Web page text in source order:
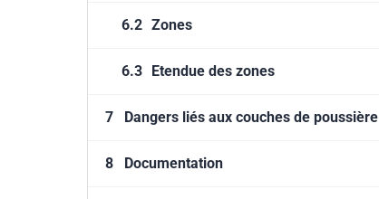
6.2 Zones
6.3 Etendue des zones
7 Dangers liés aux couches de poussière
8 Documentation